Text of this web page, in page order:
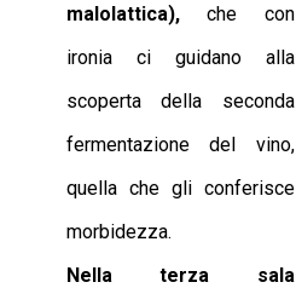
malolattica), che con
ironia ci guidano alla
scoperta della seconda
fermentazione del vino,
quella che gli conferisce
morbidezza.
Nella terza sala